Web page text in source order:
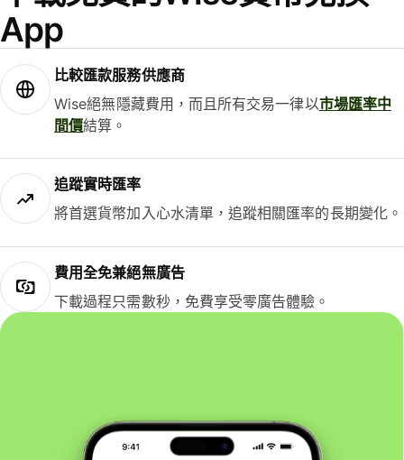
App
比較匯款服務供應商
Wise絕無隱藏費用，而且所有交易一律以市場匯率中
間價結算。
追蹤實時匯率
將首選貨幣加入心水清單，追蹤相關匯率的長期變化。
費用全免兼絕無廣告
下載過程只需數秒，免費享受零廣告體驗。